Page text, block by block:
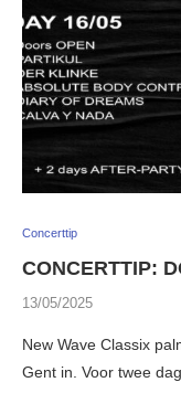
Concerttip
CONCERTTIP:
13/05/2025
New Wave Classix
Gent in. Voor twee